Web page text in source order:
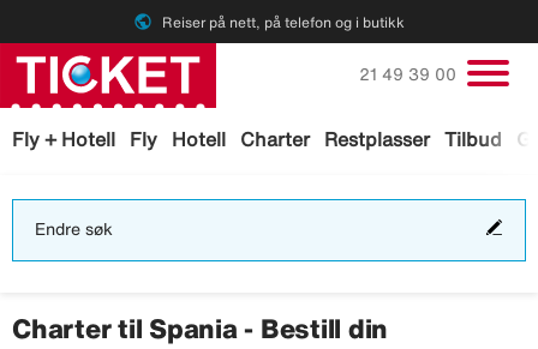
public Reiser på nett, på telefon og i butikk
Fly + Hotell Fly Hotell Charter Restplasser Tilbud
Ring oss på
21 49 39 00
Endre søk
Charter til Spania - Bestill din